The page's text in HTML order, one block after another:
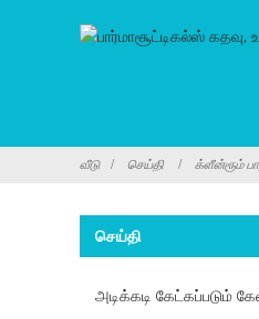
வீடு செய்தி க்ளீன்ரூம்
செய்தி
அடிக்கடி கேட்கப்படும்